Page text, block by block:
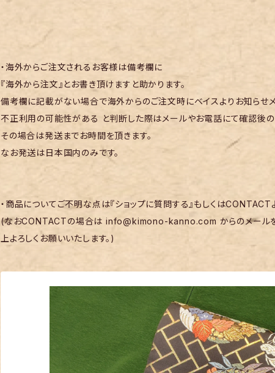
・海外からご注文されるお客様は備考欄に
『海外から注文』とお書き頂けますと助かります。
備考欄に記載がない場合で海外からのご注文時にベイスよりお知らせ
不正利用の可能性がある と判断した際はメールやお電話にて確認後の
その場合は発送までお時間を頂きます。
なお発送は日本国内のみです。
・商品についてご不明な点は『ショップに質問する』もしくはCONTACT
(なおCONTACTの場合はinfo@kimono-kanno.com からのメール
上よろしくお願いいたします。)